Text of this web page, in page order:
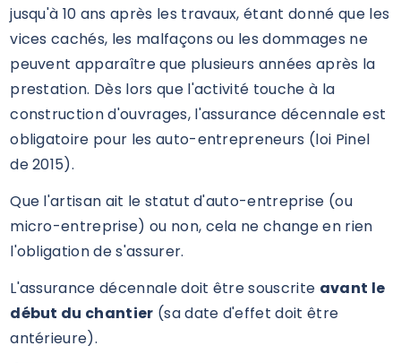
jusqu'à 10 ans après les travaux, étant donné que les
vices cachés, les malfaçons ou les dommages ne
peuvent apparaître que plusieurs années après la
prestation. Dès lors que l'activité touche à la
construction d'ouvrages, l'assurance décennale est
obligatoire pour les auto-entrepreneurs (loi Pinel
de 2015).
Que l'artisan ait le statut d'auto-entreprise (ou
micro-entreprise) ou non, cela ne change en rien
l'obligation de s'assurer.
L'assurance décennale doit être souscrite avant le
début du chantier (sa date d'effet doit être
antérieure).